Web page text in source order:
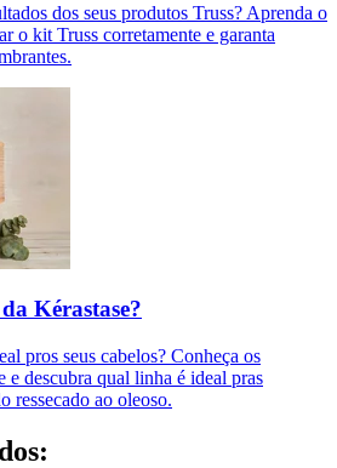
dos seus produtos Truss? Aprenda o
o kit Truss corretamente e garanta
Kérastase?
pros seus cabelos? Conheça os
e descubra qual linha é ideal pras
ressecado ao oleoso.